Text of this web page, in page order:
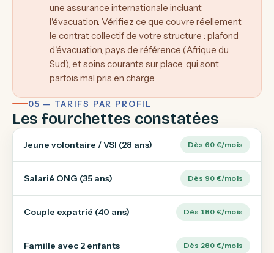
une assurance internationale incluant
l'évacuation. Vérifiez ce que couvre réellement
le contrat collectif de votre structure : plafond
d'évacuation, pays de référence (Afrique du
Sud), et soins courants sur place, qui sont
parfois mal pris en charge.
05 — TARIFS PAR PROFIL
Les fourchettes constatées
Jeune volontaire / VSI (28 ans) Dès 60 €/mois
Salarié ONG (35 ans) Dès 90 €/mois
Couple expatrié (40 ans) Dès 180 €/mois
Famille avec 2 enfants Dès 280 €/mois